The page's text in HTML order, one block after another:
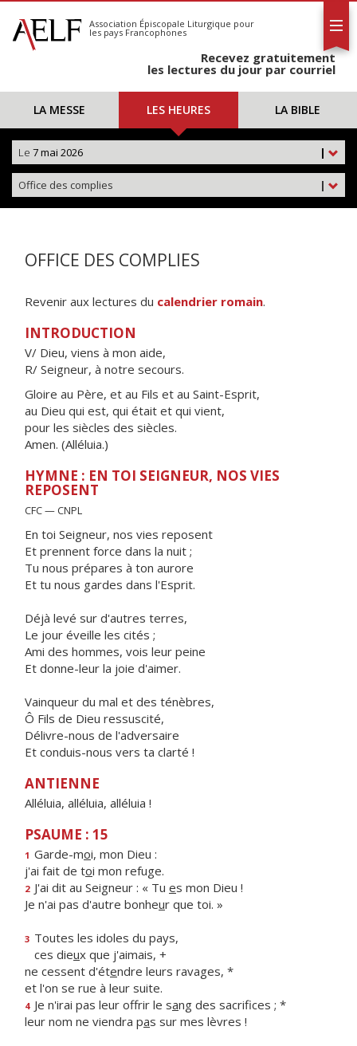
S'abonner
Calendrier
Association Épiscopale Liturgique pour
les pays Francophones
Recevez gratuitement
les lectures du jour par courriel
LA MESSE LES HEURES LA BIBLE
|
Le 7 mai 2026
|
Office des complies
OFFICE DES COMPLIES
Revenir aux lectures du calendrier romain.
INTRODUCTION
V/ Dieu, viens à mon aide,
R/ Seigneur, à notre secours.
Gloire au Père, et au Fils et au Saint-Esprit,
au Dieu qui est, qui était et qui vient,
pour les siècles des siècles.
Amen. (Alléluia.)
HYMNE : EN TOI SEIGNEUR, NOS VIES
REPOSENT
CFC — CNPL
En toi Seigneur, nos vies reposent
Et prennent force dans la nuit ;
Tu nous prépares à ton aurore
Et tu nous gardes dans l'Esprit.
Déjà levé sur d'autres terres,
Le jour éveille les cités ;
Ami des hommes, vois leur peine
Et donne-leur la joie d'aimer.
Vainqueur du mal et des ténèbres,
Ô Fils de Dieu ressuscité,
Délivre-nous de l'adversaire
Et conduis-nous vers ta clarté !
ANTIENNE
Alléluia, alléluia, alléluia !
PSAUME : 15
1 Garde-moi, mon Dieu :
j'ai fait de toi mon refuge.
2 J'ai dit au Seigneur : « Tu es mon Dieu !
Je n'ai pas d'autre bonheur que toi. »
3 Toutes les idoles du pays,
ces dieux que j'aimais, +
ne cessent d'étendre leurs ravages, *
et l'on se rue à leur suite.
4 Je n'irai pas leur offrir le sang des sacrifices ; *
leur nom ne viendra pas sur mes lèvres !